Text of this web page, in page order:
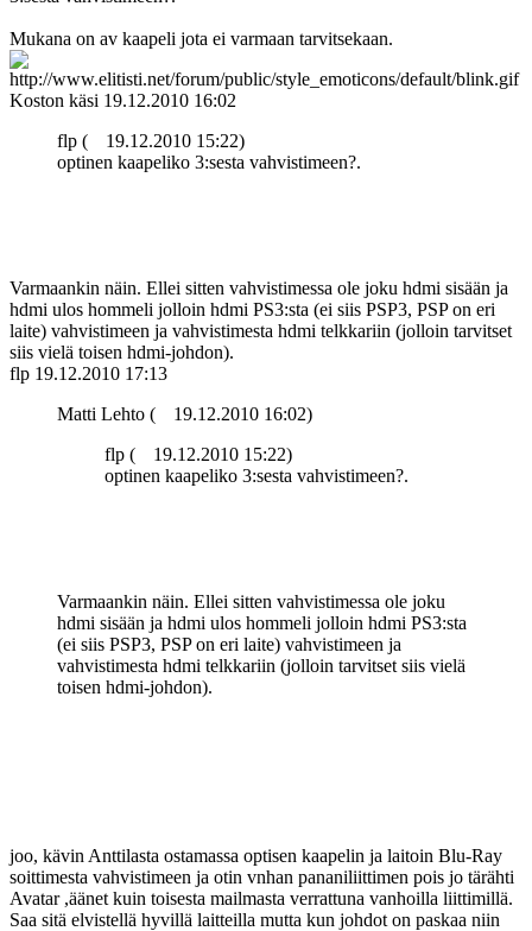
Mukana on av kaapeli jota ei varmaan tarvitsekaan.
Koston käsi 19.12.2010 16:02
flp (
19.12.2010 15:22)
optinen kaapeliko 3:sesta vahvistimeen?.
Varmaankin näin. Ellei sitten vahvistimessa ole joku hdmi sisään ja
hdmi ulos hommeli jolloin hdmi PS3:sta (ei siis PSP3, PSP on eri
laite) vahvistimeen ja vahvistimesta hdmi telkkariin (jolloin tarvitset
siis vielä toisen hdmi-johdon).
flp 19.12.2010 17:13
Matti Lehto (
19.12.2010 16:02)
flp (
19.12.2010 15:22)
optinen kaapeliko 3:sesta vahvistimeen?.
Varmaankin näin. Ellei sitten vahvistimessa ole joku
hdmi sisään ja hdmi ulos hommeli jolloin hdmi PS3:sta
(ei siis PSP3, PSP on eri laite) vahvistimeen ja
vahvistimesta hdmi telkkariin (jolloin tarvitset siis vielä
toisen hdmi-johdon).
joo, kävin Anttilasta ostamassa optisen kaapelin ja laitoin Blu-Ray
soittimesta vahvistimeen ja otin vnhan pananiliittimen pois jo tärähti
Avatar ,äänet kuin toisesta mailmasta verrattuna vanhoilla liittimillä.
Saa sitä elvistellä hyvillä laitteilla mutta kun johdot on paskaa niin